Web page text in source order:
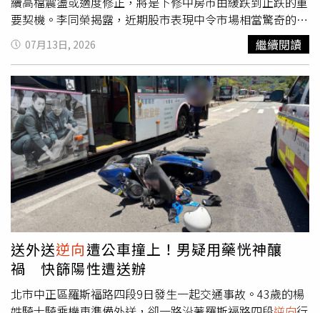
要契機。李同榮揭露，近期股市表現中令市場相當驚奇的現
象是營建股與大盤走勢明顯逆行。股市自5月下旬至6月中
旬，大盤一路走高，營建股卻逐步走弱；自6月下旬起，大
盤開始修正，營建股反而率先止跌。這種「大盤漲、營建
弱；大盤跌、營建穩」的現象，反映的不是股房對立，而是
高檔股房資金輪動與市場預期股市下修有利房市的心理。近
期營建股與大盤走勢逆行 對照圖。（圖／李同榮提供）近
期營建股與大盤逆向發展，主要有兩大原因：高檔股房資金
輪動與市場預期有利房市心理一、高檔股房資金輪動效應：
股市在高檔震盪修正，部分房市遞延剛需資金開始回流房市
近兩年AI浪潮帶動電子權值股大漲，吸引大量資金流向股
市，也使不少原本規劃購屋的民眾延後進場，希望先參與股
市行情，因此房市交易量受到壓抑。然而，市場沒有永遠上
漲的資產。當股市經過一波大漲後，若進入高檔震盪或10%
至20%的健康修正，市場便會重新進行資產配置。在房價適
度修正前提下，部分遞延的剛性購屋需求開始回流房市。因
此，股市修正並不代表資金消失，而是資金重新分配與輪
07月13日, 2026 繼續閱讀
送外送逆向遭公車撞上！男疑用藥恍神釀
禍 快篩陽性遭送辦
北市中正區羅斯福路四段9日發生一起交通事故。43歲的楊